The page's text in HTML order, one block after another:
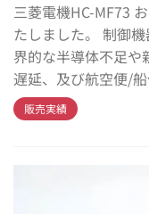
三菱電機HC-MF73
たしました。 制御
界的な半導体不足や
遅延、及び航空便/
販売実績